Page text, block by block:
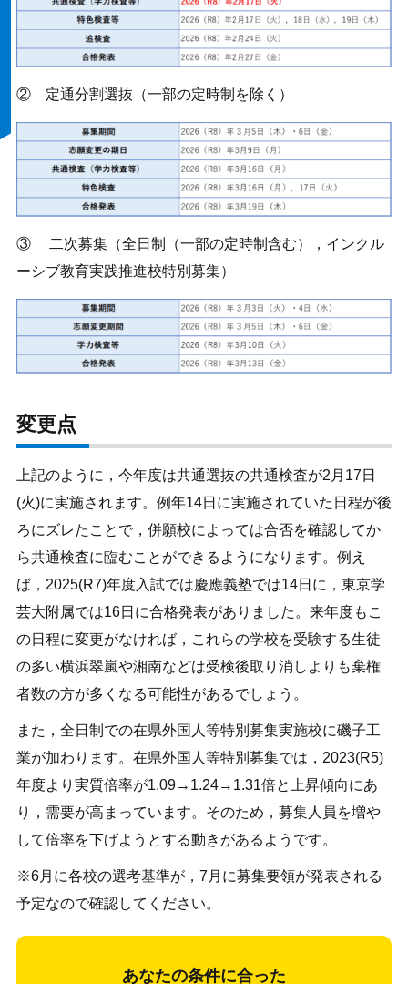
② 定通分割選抜（一部の定時制を除く）
③ 二次募集（全日制（一部の定時制含む），インクル
ーシブ教育実践推進校特別募集）
変更点
上記のように，今年度は共通選抜の共通検査が2月17日
(火)に実施されます。例年14日に実施されていた日程が後
ろにズレたことで，併願校によっては合否を確認してか
ら共通検査に臨むことができるようになります。例え
ば，2025(R7)年度入試では慶應義塾では14日に，東京学
芸大附属では16日に合格発表がありました。来年度もこ
の日程に変更がなければ，これらの学校を受験する生徒
の多い横浜翠嵐や湘南などは受検後取り消しよりも棄権
者数の方が多くなる可能性があるでしょう。
また，全日制での在県外国人等特別募集実施校に磯子工
業が加わります。在県外国人等特別募集では，2023(R5)
年度より実質倍率が1.09→1.24→1.31倍と上昇傾向にあ
り，需要が高まっています。そのため，募集人員を増や
して倍率を下げようとする動きがあるようです。
※6月に各校の選考基準が，7月に募集要領が発表される
予定なので確認してください。
あなたの条件に合った